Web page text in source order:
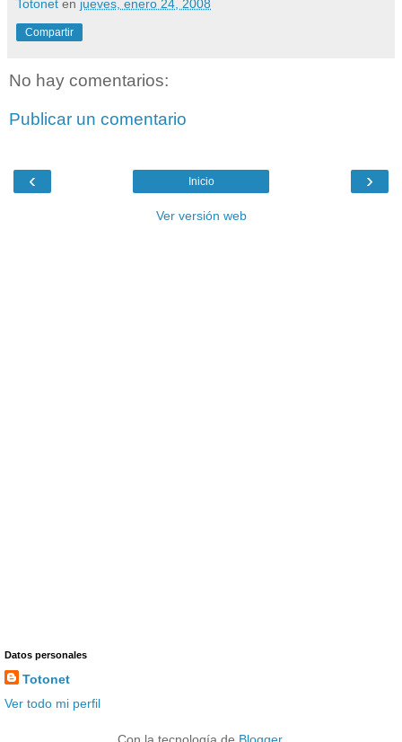
Totonet en jueves, enero 24, 2008
Compartir
No hay comentarios:
Publicar un comentario
‹ ›
Inicio
Ver versión web
Datos personales
Totonet
Ver todo mi perfil
Con la tecnología de Blogger.